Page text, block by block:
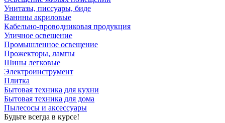
Унитазы, писсуары, биде
Ваннны акриловые
Кабельно-проводниковая продукция
Уличное освещение
Промышленное освещение
Прожекторы, лампы
Шины легковые
Электроинструмент
Плитка
Бытовая техника для кухни
Бытовая техника для дома
Пылесосы и аксессуары
Будьте всегда в курсе!